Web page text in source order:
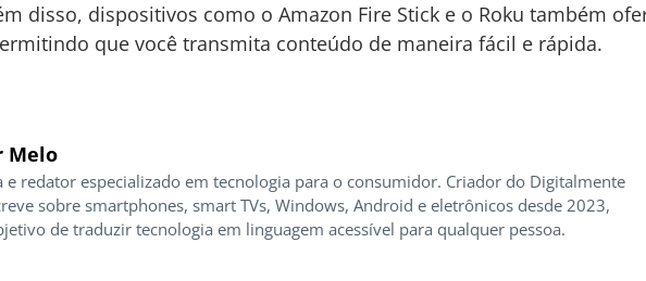
disso, dispositivos como o Amazon Fire Stick e o Roku também
que você transmita conteúdo de maneira fácil e rápida.
Melo
e redator especializado em tecnologia para o consumidor. Criador do Digitalmente
sobre smartphones, smart TVs, Windows, Android e eletrônicos desde 2023,
de traduzir tecnologia em linguagem acessível para qualquer pessoa.